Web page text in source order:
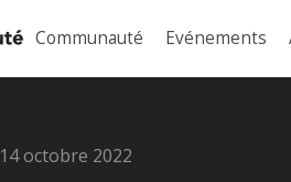
Communauté Evénements
14 octobre 2022